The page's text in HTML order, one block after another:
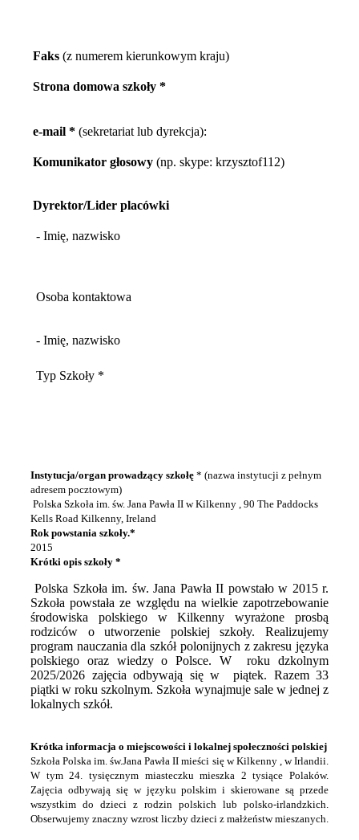
Faks (z numerem kierunkowym kraju)
Strona domowa szkoły *
e-mail * (sekretariat lub dyrekcja):
Komunikator głosowy (np. skype: krzysztof112)
Dyrektor/Lider placówki
- Imię, nazwisko
Osoba kontaktowa
- Imię, nazwisko
Typ Szkoły *
Instytucja/organ prowadzący szkołę * (nazwa instytucji z pełnym
adresem pocztowym)
Polska Szkoła im. św. Jana Pawła II w Kilkenny , 90 The Paddocks
Kells Road Kilkenny, Ireland
Rok powstania szkoły.*
2015
Krótki opis szkoły *
Polska Szkoła im. św. Jana Pawła II powstało w 2015 r.
Szkoła powstała ze względu na wielkie zapotrzebowanie
środowiska polskiego w Kilkenny wyrażone prosbą
rodziców o utworzenie polskiej szkoły. Realizujemy
program nauczania dla szkół polonijnych z zakresu języka
polskiego oraz wiedzy o Polsce. W roku dzkolnym
2025/2026 zajęcia odbywają się w piątek. Razem 33
piątki w roku szkolnym. Szkoła wynajmuje sale w jednej z
lokalnych szkół.
Krótka informacja o miejscowości i lokalnej społeczności polskiej
Szkoła Polska im. św.Jana Pawła II mieści się w Kilkenny , w Irlandii.
W tym 24. tysięcznym miasteczku mieszka 2 tysiące Polaków.
Zajęcia odbywają się w języku polskim i skierowane są przede
wszystkim do dzieci z rodzin polskich lub polsko-irlandzkich.
Obserwujemy znaczny wzrost liczby dzieci z małżeństw mieszanych.